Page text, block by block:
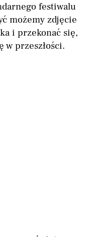
festiwalu
możemy zdjęcie
i przekonać się,
w przeszłości.